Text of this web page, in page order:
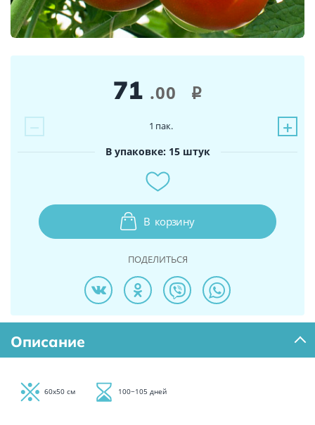
71 .00 i
− +
1 пак.
В упаковке: 15 штук
В корзину
ПОДЕЛИТЬСЯ
Описание
60х50 см 100−105 дней